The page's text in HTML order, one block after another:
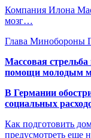
Компания Илона
мозг…
Глава Минобороны
Массовая
помощи молодым
В Германии
социальных
Как подготовить
предусмотреть еще